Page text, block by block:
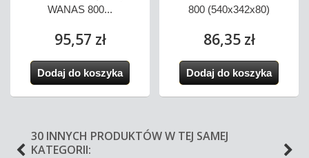
WANAS 800...
95,57 zł
Dodaj do koszyka
800 (540x342x80)
86,35 zł
Dodaj do koszyka
30 INNYCH PRODUKTÓW W TEJ SAMEJ
KATEGORII: